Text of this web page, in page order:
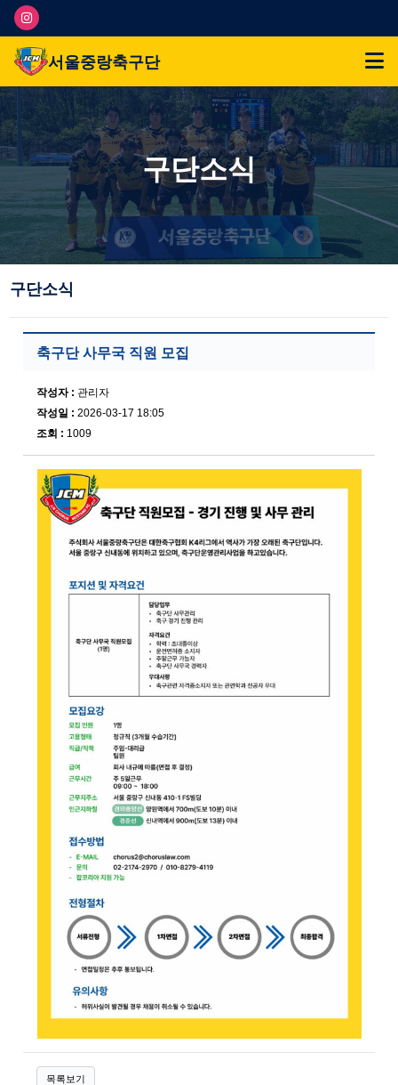
서울중랑축구단
구단소식
구단소식
축구단 사무국 직원 모집
작성자 : 관리자
작성일 : 2026-03-17 18:05
조회 : 1009
목록보기